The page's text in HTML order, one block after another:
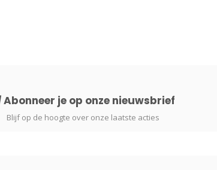
Abonneer je op onze nieuwsbrief
Blijf op de hoogte over onze laatste acties